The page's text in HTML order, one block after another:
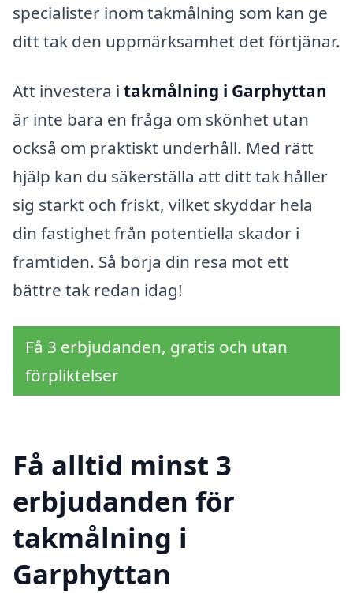
specialister inom takmålning som kan ge
ditt tak den uppmärksamhet det förtjänar.
Att investera i takmålning i Garphyttan
är inte bara en fråga om skönhet utan
också om praktiskt underhåll. Med rätt
hjälp kan du säkerställa att ditt tak håller
sig starkt och friskt, vilket skyddar hela
din fastighet från potentiella skador i
framtiden. Så börja din resa mot ett
bättre tak redan idag!
Få 3 erbjudanden, gratis och utan
förpliktelser
Få alltid minst 3
erbjudanden för
takmålning i
Garphyttan